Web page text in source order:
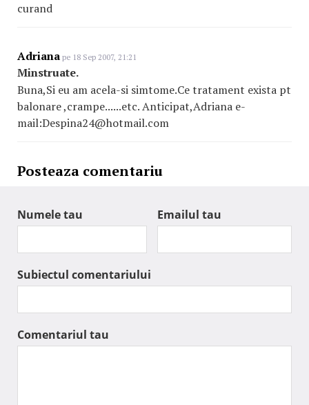
curand
Adriana pe 18 Sep 2007, 21:21
Minstruate.
Buna,Si eu am acela-si simtome.Ce tratament exista pt
balonare ,crampe......etc. Anticipat,Adriana e-
mail:Despina24@hotmail.com
Posteaza comentariu
Numele tau Emailul tau
Subiectul comentariului
Comentariul tau